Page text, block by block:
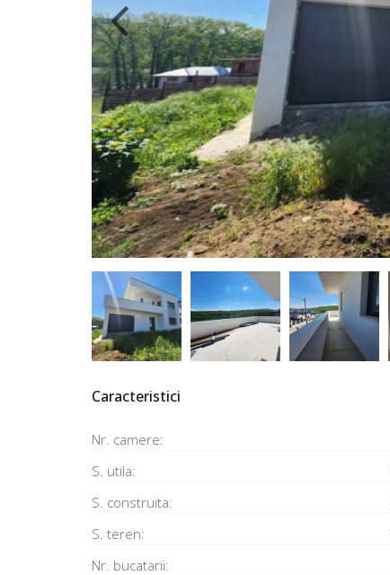
Caracteristici
Nr. camere:
S. utila:
S. construita:
S. teren:
Nr. bucatarii: